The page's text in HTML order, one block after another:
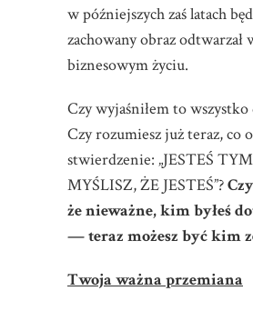
w późniejszych zaś latach
zachowany obraz odtwarzał
biznesowym życiu.
Czy wyjaśniłem to wszystko
Czy rozumiesz już teraz, co
stwierdzenie: „JESTEŚ
MYŚLISZ, ŻE JESTEŚ”?
że nieważne, kim byłeś
— teraz możesz być kim
Twoja ważna przemiana